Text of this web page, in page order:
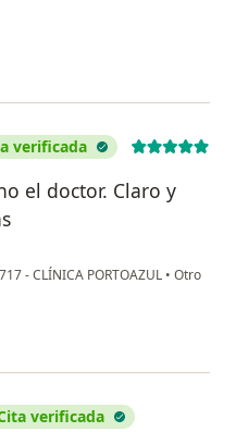
Lázaro
verificada
el doctor. Claro y
- CLÍNICA PORTOAZUL • Otro
verificada